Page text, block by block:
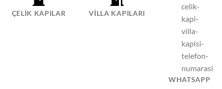
ÇELIK KAPILAR VILLA KAPILARI
WHATSAPP